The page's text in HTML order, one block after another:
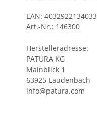
EAN: 4032922134033
Art.-Nr.: 146300
Herstelleradresse:
PATURA KG
Mainblick 1
63925 Laudenbach
info@patura.com